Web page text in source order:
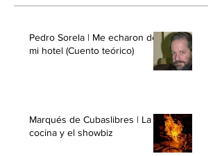
Pedro Sorela | Me echaron de
mi hotel (Cuento teórico)
Marqués de Cubaslibres | La
cocina y el showbiz